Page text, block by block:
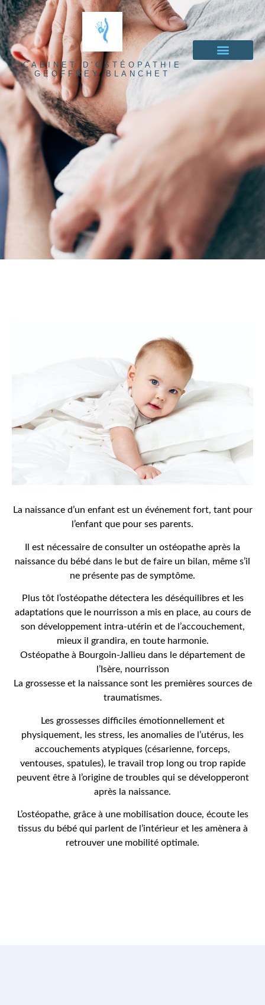
CABINET D'OSTÉOPATHIE
GEOFFREY BLANCHET
La naissance d’un enfant est un événement fort, tant pour
l’enfant que pour ses parents.
Il est nécessaire de consulter un ostéopathe après la
naissance du bébé dans le but de faire un bilan, même s’il
ne présente pas de symptôme.
Plus tôt l’ostéopathe détectera les déséquilibres et les
adaptations que le nourrisson a mis en place, au cours de
son développement intra-utérin et de l’accouchement,
mieux il grandira, en toute harmonie.
Ostéopathe à Bourgoin-Jallieu dans le département de
l’Isère, nourrisson
La grossesse et la naissance sont les premières sources de
traumatismes.
Les grossesses difficiles émotionnellement et
physiquement, les stress, les anomalies de l’utérus, les
accouchements atypiques (césarienne, forceps,
ventouses, spatules), le travail trop long ou trop rapide
peuvent être à l’origine de troubles qui se développeront
après la naissance.
L’ostéopathe, grâce à une mobilisation douce, écoute les
tissus du bébé qui parlent de l’intérieur et les amènera à
retrouver une mobilité optimale.